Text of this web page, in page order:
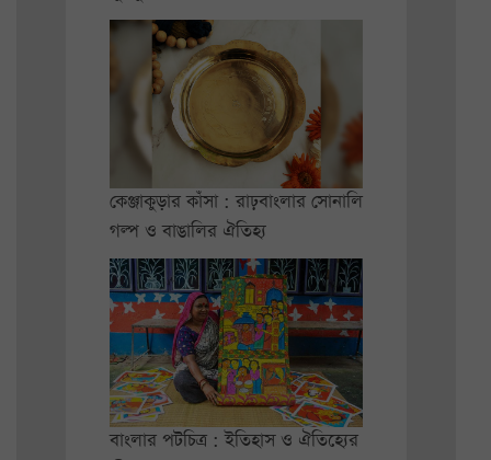
কেঞ্জাকুড়ার কাঁসা : রাঢ়বাংলার সোনালি
গল্প ও বাঙালির ঐতিহ্য
বাংলার পটচিত্র : ইতিহাস ও ঐতিহ্যের